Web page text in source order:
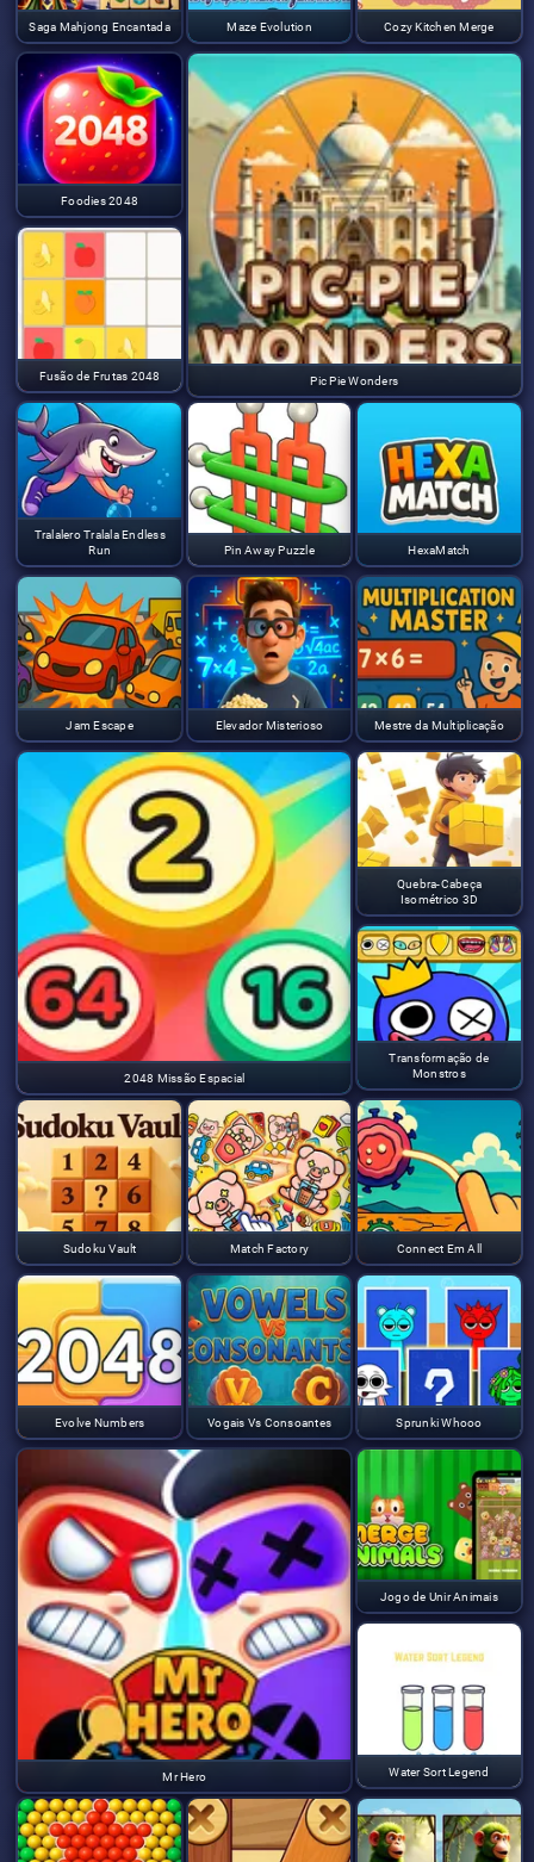
Saga Mahjong Encantada Maze Evolution Cozy Kitchen Merge
Foodies 2048
Pic Pie Wonders
Fusão de Frutas 2048
Tralalero Tralala Endless
Run
Pin Away Puzzle HexaMatch
Jam Escape Elevador Misterioso Mestre da Multiplicação
2048 Missão Espacial
Quebra-Cabeça
Isométrico 3D
Transformação de
Monstros
Sudoku Vault Match Factory Connect Em All
Evolve Numbers Vogais Vs Consoantes
Mr Hero
Sprunki Whooo
Jogo de Unir Animais
Water Sort Legend